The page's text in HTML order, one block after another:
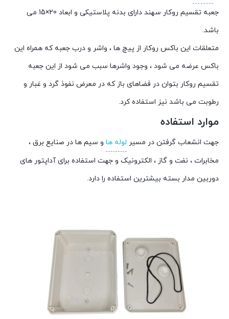
جعبه تقسیم روکار سهند دارای بدنه پلاستیکی و ابعاد 20×15 می
باشد.
متعلقات این باکس روکار از پیچ ها ، واشر و درب جعبه که همراه این
باکس عرضه می شود ، وجود واشرها سبب می شود از این جعبه
تقسیم روکار بتوان در فضاهای باز که در معرض نفوذ گرد و غبار و
رطوبت می باشد نیز استفاده کرد.
موارد استفاده
جهت انشعاب گرفتن در مسیر لوله ها و سیم ها در صنایع برق ،
مخابرات ، نفت و گاز ، الکترونیک و جهت استفاده برای آداپتور های
دوربین مدار بسته بیشترین استفاده را دارد.